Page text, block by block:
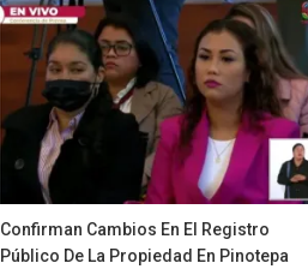
Confirman Cambios En El Registro
Público De La Propiedad En Pinotepa